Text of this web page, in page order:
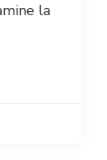
la